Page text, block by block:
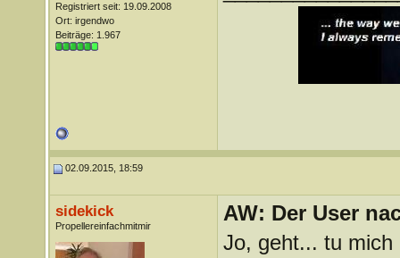
Registriert seit: 19.09.2008
Ort: irgendwo
Beiträge: 1.967
02.09.2015, 18:59
sidekick
Propellereinfachmitmir
AW: Der User
Jo, geht... tu mich